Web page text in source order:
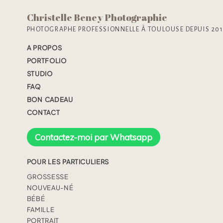
Christelle Beney Photographie
PHOTOGRAPHE PROFESSIONNELLE À TOULOUSE DEPUIS
A PROPOS
PORTFOLIO
STUDIO
FAQ
BON CADEAU
CONTACT
Contactez-moi par Whatsapp
POUR LES PARTICULIERS
GROSSESSE
NOUVEAU-NÉ
BÉBÉ
FAMILLE
PORTRAIT